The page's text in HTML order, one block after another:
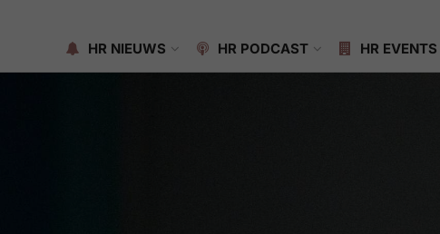
HR NIEUWS HR PODCAST HR EVENTS